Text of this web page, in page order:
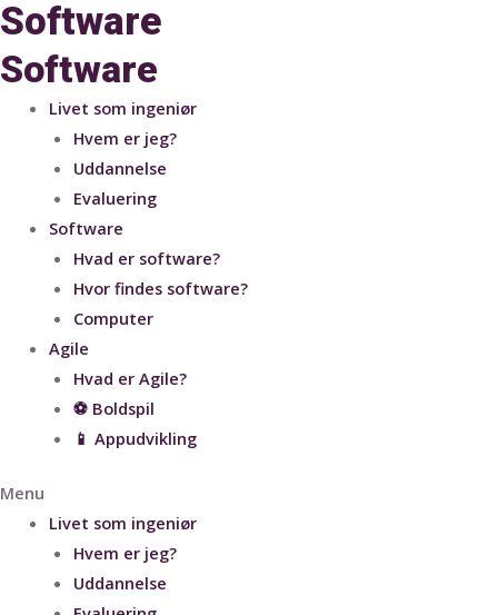
Software
Software
Livet som ingeniør
Hvem er jeg?
Uddannelse
Evaluering
Software
Hvad er software?
Hvor findes software?
Computer
Agile
Hvad er Agile?
⚽ Boldspil
📱 Appudvikling
Menu
Livet som ingeniør
Hvem er jeg?
Uddannelse